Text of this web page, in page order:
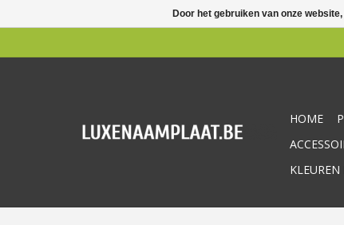
HOME
KLEUREN
Door het gebruiken van onze